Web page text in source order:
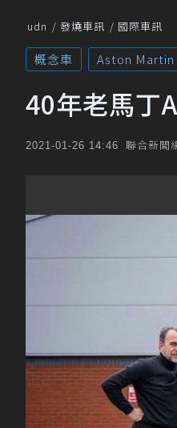
udn 發燒車訊 國際車訊
概念車 Aston Martin
40年老馬丁
2021-01-26 14:46 聯合新聞